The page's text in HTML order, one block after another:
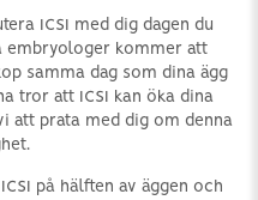
ICSI med dig dagen du
embryologer kommer att
samma dag som dina ägg
tror att ICSI kan öka dina
att prata med dig om denna
på hälften av äggen och